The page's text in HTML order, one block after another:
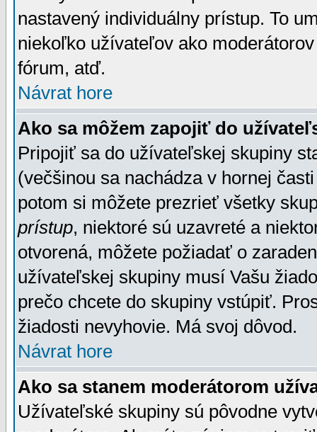
nastavený individuálny prístup. To
niekoľko užívateľov ako
fórum, atď.
Návrat hore
Ako sa môžem zapojiť do
Pripojiť sa do užívateľskej skupiny
(večšinou sa nachádza v hornej
potom si môžete prezrieť všetky
prístup, niektoré sú uzavreté a
otvorená, môžete požiadať o
užívateľskej skupiny musí Vašu
prečo chcete do skupiny vstúpiť.
žiadosti nevyhovie. Má svoj dôvod.
Návrat hore
Ako sa stanem moderátorom
Užívateľské skupiny sú pôvodne